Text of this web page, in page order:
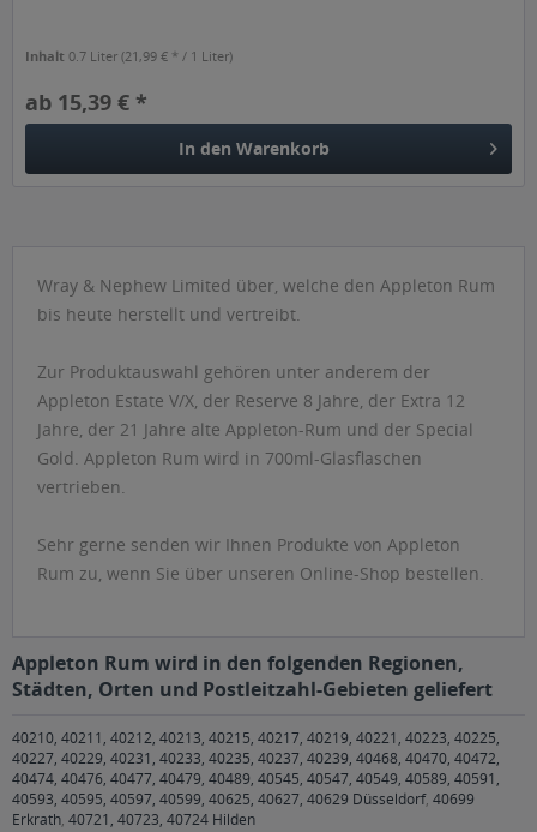
Inhalt0.7 Liter(21,99 € * / 1 Liter)
ab 15,39 € *
In den Warenkorb
Wray & Nephew Limited über, welche den Appleton Rum
bis heute herstellt und vertreibt.
Zur Produktauswahl gehören unter anderem der
Appleton Estate V/X, der Reserve 8 Jahre, der Extra 12
Jahre, der 21 Jahre alte Appleton-Rum und der Special
Gold. Appleton Rum wird in 700ml-Glasflaschen
vertrieben.
Sehr gerne senden wir Ihnen Produkte von Appleton
Rum zu, wenn Sie über unseren Online-Shop bestellen.
Appleton Rum wird in den folgenden Regionen,
Städten, Orten und Postleitzahl-Gebieten geliefert
40210, 40211, 40212, 40213, 40215, 40217, 40219, 40221, 40223, 40225,
40227, 40229, 40231, 40233, 40235, 40237, 40239, 40468, 40470, 40472,
40474, 40476, 40477, 40479, 40489, 40545, 40547, 40549, 40589, 40591,
40593, 40595, 40597, 40599, 40625, 40627, 40629 Düsseldorf, 40699
Erkrath, 40721, 40723, 40724 Hilden